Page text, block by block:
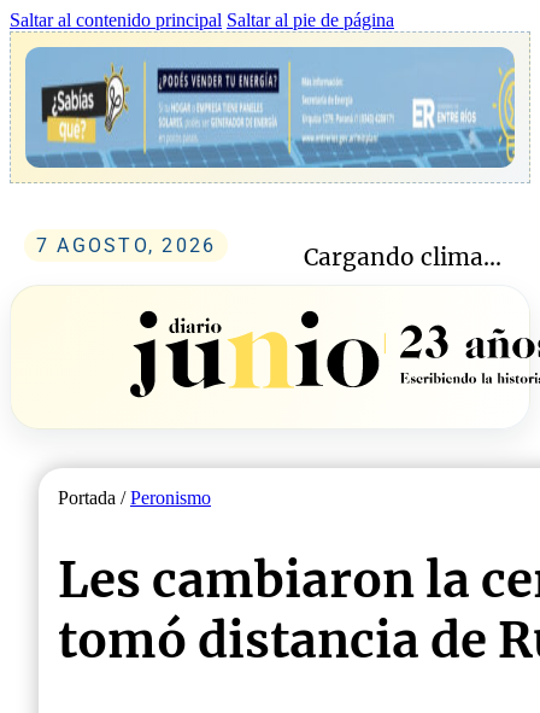
Saltar al contenido principal Saltar al pie de página
7 AGOSTO, 2026 Cargando clima...
Portada /Peronismo
Les cambiaron la
tomó distancia de